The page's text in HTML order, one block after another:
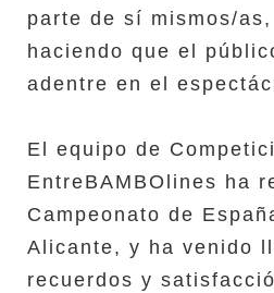
parte de sí mismos/
haciendo que el
adentre en el
El equipo de
EntreBAMBOlines ha
Campeonato de
Alicante, y ha venido
recuerdos y